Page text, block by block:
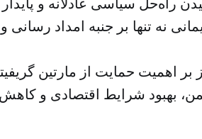
نه تنها بر جنبه امداد
بر اهمیت حمایت از مارتین